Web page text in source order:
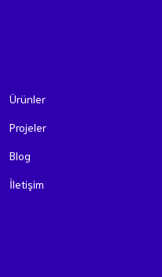
Ürünler
Projeler
Blog
İletişim